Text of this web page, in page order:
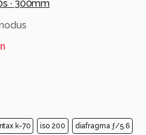
· 300mm
k-70 iso 200 diafragma ƒ/5.6